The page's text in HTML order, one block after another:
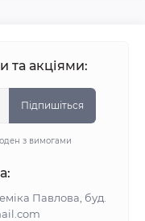
та акціями:
Підпишіться
з вимогами
Павлова, буд.